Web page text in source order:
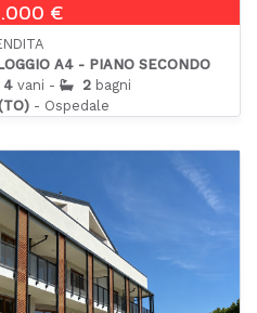
€
A4 - PIANO SECONDO
4 vani - 2 bagni
- Ospedale